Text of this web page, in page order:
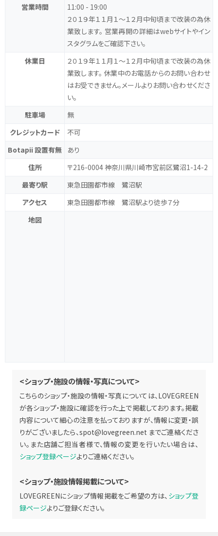
営業時間
11:00 - 19:00
２０１９年１１月１〜１２月中旬頃まで改装の為休
業致します。 営業再開の詳細はwebサイトやイン
スタグラムをご確認下さい。
休業日
２０１９年１１月１〜１２月中旬頃まで改装の為休
業致します。 休業中のお電話からのお問い合わせ
はお受できません。メールよりお問い合わせくださ
い。
駐車場
無
クレジットカード
不可
Botapii 設置有無
あり
住所
〒216-0004 神奈川県川崎市宮前区鷺沼1-14-2
最寄り駅
東急田園都市線 鷺沼駅
アクセス
東急田園都市線 鷺沼駅より徒歩７分
地図
<ショップ・施設の情報・写真について>
こちらのショップ・施設の情報・写真については、LOVEGREEN
が各ショップ・施設に確認を行った上で掲載しております。掲載
内容について細心の注意を払っておりますが、情報に変更・誤
りがございましたら、spot@lovegreen.net までご連絡くださ
い。また店舗ご担当者様で、情報の変更を行いたい場合は、
ショップ登録ページよりご連絡ください。
<ショップ・施設情報掲載について>
LOVEGREENにショップ情報掲載をご希望の方は、 ショップ登
録ページよりご登録ください。